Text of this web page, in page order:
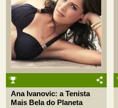
Ana Ivanovic: a Tenista
Mais Bela do Planeta